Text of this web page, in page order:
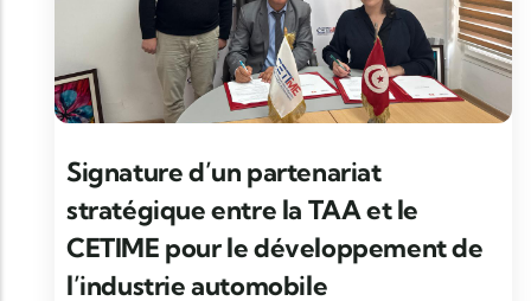
Signature d’un partenariat
stratégique entre la TAA et le
CETIME pour le développement de
l’industrie automobile